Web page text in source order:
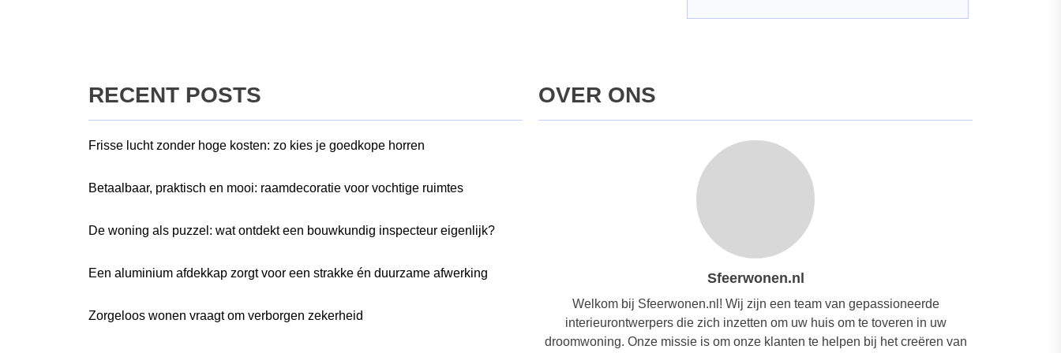
RECENT POSTS
Frisse lucht zonder hoge kosten: zo kies je goedkope horren
Betaalbaar, praktisch en mooi: raamdecoratie voor vochtige ruimtes
De woning als puzzel: wat ontdekt een bouwkundig inspecteur eigenlijk?
Een aluminium afdekkap zorgt voor een strakke én duurzame afwerking
Zorgeloos wonen vraagt om verborgen zekerheid
OVER ONS
Sfeerwonen.nl
Welkom bij Sfeerwonen.nl! Wij zijn een team van gepassioneerde
interieurontwerpers die zich inzetten om uw huis om te toveren in uw
droomwoning. Onze missie is om onze klanten te helpen bij het creëren van